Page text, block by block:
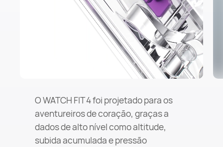
O WATCH FIT 4 foi projetado para os
aventureiros de coração, graças a
dados de alto nível como altitude,
subida acumulada e pressão